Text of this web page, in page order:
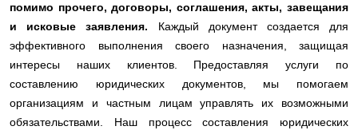
помимо прочего, договоры, соглашения, акты, завещания
и исковые заявления. Каждый документ создается для
эффективного выполнения своего назначения, защищая
интересы наших клиентов. Предоставляя услуги по
составлению юридических документов, мы помогаем
организациям и частным лицам управлять их возможными
обязательствами. Наш процесс составления юридических